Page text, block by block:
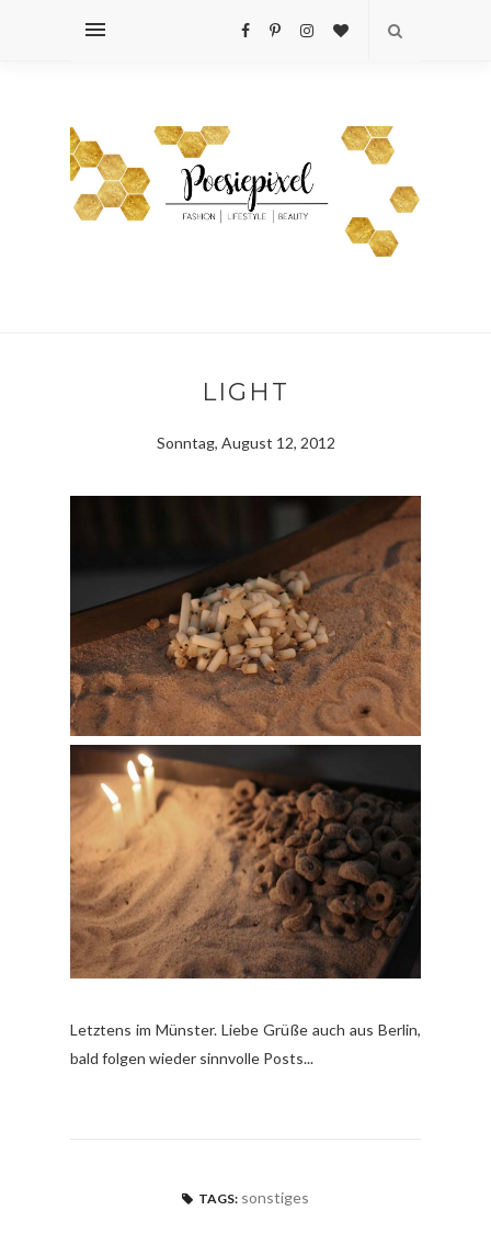
LIGHT
Sonntag, August 12, 2012
Letztens im Münster. Liebe Grüße auch aus Berlin,
bald folgen wieder sinnvolle Posts...
TAGS: sonstiges